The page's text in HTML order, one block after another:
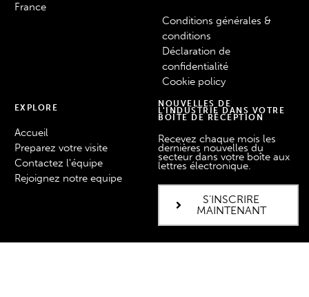
France
Conditions générales &
conditions
Déclaration de
confidentialité
Cookie policy
EXPLORE
Accueil
Preparez votre visite
Contactez l'équipe
Rejoignez notre equipe
NOUVELLES DE
L'INDUSTRIE DANS VOTRE
BOÎTE DE RÉCEPTION
Recevez chaque mois les
dernières nouvelles du
secteur dans votre boîte aux
lettres électronique.
S'INSCRIRE
MAINTENANT